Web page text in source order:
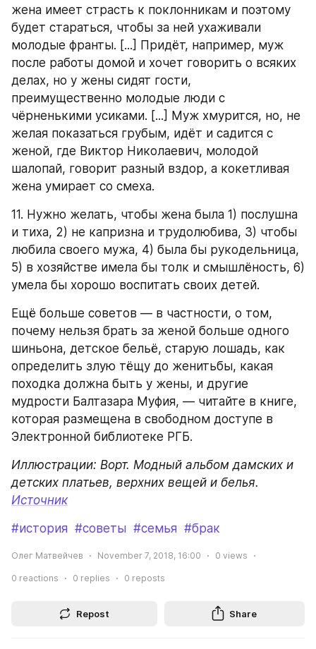
жена имеет страсть к поклонникам и поэтому
будет стараться, чтобы за ней ухаживали
молодые франты. [...] Придёт, например, муж
после работы домой и хочет говорить о всяких
делах, но у жены сидят гости,
преимущественно молодые люди с
чёрненькими усиками. [...] Муж хмурится, но, не
желая показаться грубым, идёт и садится с
женой, где Виктор Николаевич, молодой
шалопай, говорит разный вздор, а кокетливая
жена умирает со смеха.
11. Нужно желать, чтобы жена была 1) послушна
и тиха, 2) не капризна и трудолюбива, 3) чтобы
любила своего мужа, 4) была бы рукодельница,
5) в хозяйстве имела бы толк и смышлёность, 6)
умела бы хорошо воспитать своих детей.
Ещё больше советов — в частности, о том,
почему нельзя брать за женой больше одного
шиньона, детское бельё, старую лошадь, как
определить злую тёщу до женитьбы, какая
походка должна быть у жены, и другие
мудрости Балтазара Муфия, — читайте в книге,
которая размещена в свободном доступе в
Электронной библиотеке РГБ.
Иллюстрации: Ворт. Модный альбом дамских и
детских платьев, верхних вещей и белья.
Источник
#история #советы #семья #брак
Олег Матвейчев November 7, 2018, 16:00 0 views
0 reactions 0 replies 0 reposts
Repost Share